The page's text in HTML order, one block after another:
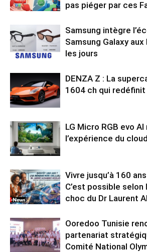
pas piéger par ces
Samsung intègre
Samsung Galaxy
les jours
DENZA Z : La
1604 ch qui redéfinit
LG Micro RGB evo
l’expérience du
Vivre jusqu’à 160
C’est possible
choc du Dr Laurent
Ooredoo Tunisie
partenariat
Comité National